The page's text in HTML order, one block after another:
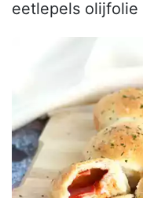
eetlepels